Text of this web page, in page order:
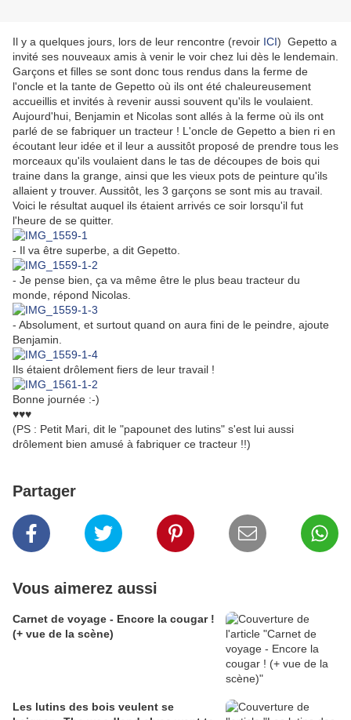
Il y a quelques jours, lors de leur rencontre (revoir ICI) Gepetto a
invité ses nouveaux amis à venir le voir chez lui dès le lendemain.
Garçons et filles se sont donc tous rendus dans la ferme de
l'oncle et la tante de Gepetto où ils ont été chaleureusement
accueillis et invités à revenir aussi souvent qu'ils le voulaient.
Aujourd'hui, Benjamin et Nicolas sont allés à la ferme où ils ont
parlé de se fabriquer un tracteur ! L'oncle de Gepetto a bien ri en
écoutant leur idée et il leur a aussitôt proposé de prendre tous les
morceaux qu'ils voulaient dans le tas de découpes de bois qui
traine dans la grange, ainsi que les vieux pots de peinture qu'ils
allaient y trouver. Aussitôt, les 3 garçons se sont mis au travail.
Voici le résultat auquel ils étaient arrivés ce soir lorsqu'il fut
l'heure de se quitter.
- Il va être superbe, a dit Gepetto.
- Je pense bien, ça va même être le plus beau tracteur du
monde, répond Nicolas.
- Absolument, et surtout quand on aura fini de le peindre, ajoute
Benjamin.
Ils étaient drôlement fiers de leur travail !
Bonne journée :-)
♥♥♥
(PS : Petit Mari, dit le "papounet des lutins" s'est lui aussi
drôlement bien amusé à fabriquer ce tracteur !!)
Partager
Vous aimerez aussi
Carnet de voyage - Encore la cougar !
(+ vue de la scène)
Les lutins des bois veulent se